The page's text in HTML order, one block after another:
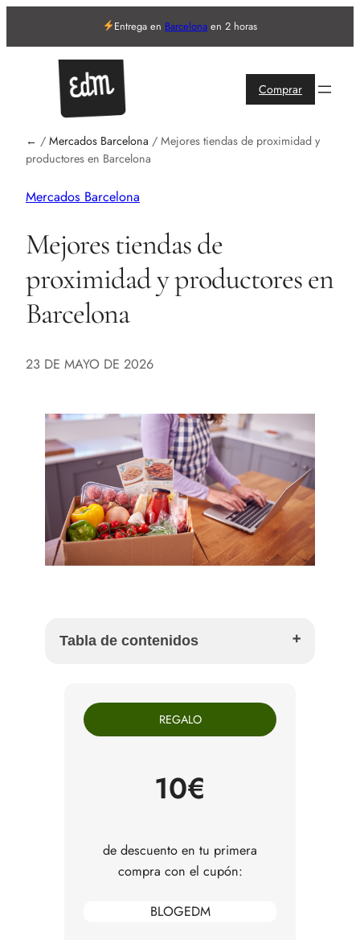
Entrega en Barcelona en 2 horas
Comprar
← / Mercados Barcelona / Mejores tiendas de proximidad y
productores en Barcelona
Mercados Barcelona
Mejores tiendas de
proximidad y productores en
Barcelona
23 DE MAYO DE 2026
Tabla de contenidos
Barcelona (también online)
Cómo construir una compra online completa
combinando tiendas
Producto gourmet: cuando quieres subir el nivel
Soluciones prácticas: comer bien sin cocinar
El papel del pan: base de muchas comidas
Cuándo compensa este tipo de compra
REGALO
10€
de descuento en tu primera
compra con el cupón:
BLOGEDM